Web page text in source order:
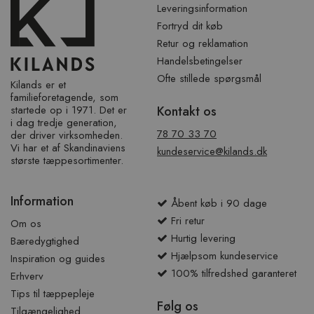
Kilands er et
familieforetagende, som
startede op i 1971. Det er
i dag tredje generation,
der driver virksomheden.
Vi har et af ​​Skandinaviens
største tæppesortimenter.
Leveringsinformation
Fortryd dit køb
Retur og reklamation
Handelsbetingelser
Ofte stillede spørgsmål
Kontakt os
78 70 33 70
kundeservice@kilands.dk
Information
Om os
Bæredygtighed
Inspiration og guides
Erhverv
Tips til tæppepleje
Åbent køb i 90 dage
Fri retur
Hurtig levering
Hjælpsom kundeservice
100% tilfredshed garanteret
Følg os